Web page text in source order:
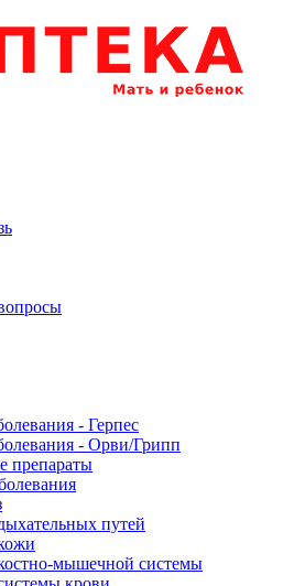
- Герпес
- Орви/Грипп
препараты
путей
мышечной системы